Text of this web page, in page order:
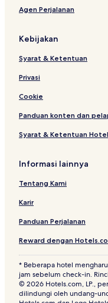
Agen Perjalanan
Kebijakan
Syarat & Ketentuan
Privasi
Cookie
Panduan konten dan
Syarat & Ketentuan
Informasi lainnya
Tentang Kami
Karir
Panduan Perjalanan
Reward dengan
* Beberapa hotel
jam sebelum check-in.
© 2026 Hotels.com, LP.,
dilindungi oleh undang-